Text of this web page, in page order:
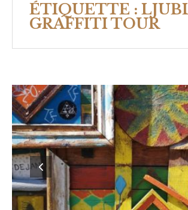
ÉTIQUETTE :
GRAFFITI TOUR